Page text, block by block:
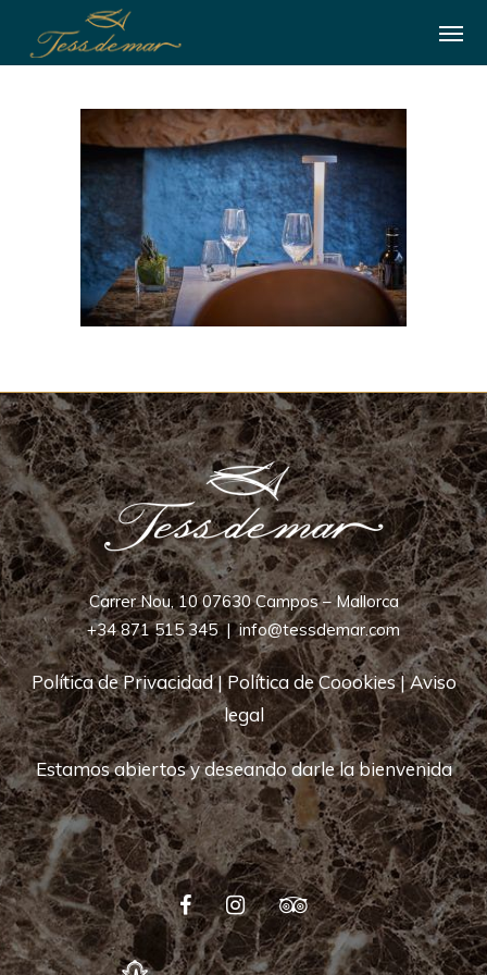
Carrer Nou, 10 07630 Campos – Mallorca
+34 871 515 345|info@tessdemar.com
Política de Privacidad| Política de Coookies|Aviso
legal
Estamos abiertos y deseando darle la bienvenida